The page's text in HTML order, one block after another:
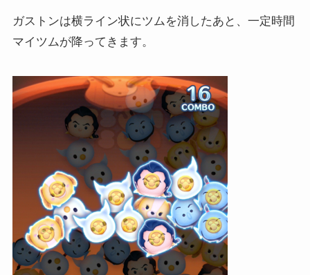
ガストンは横ライン状にツムを消したあと、一定時間
マイツムが降ってきます。